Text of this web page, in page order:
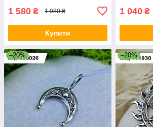
1 580 ₴ 1 980 ₴
Купити
1 040 ₴
–20% –20%